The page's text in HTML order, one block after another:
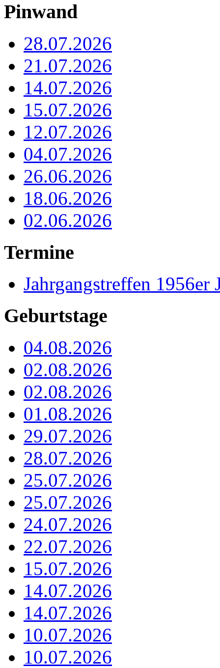
Pinwand
28.07.2026
21.07.2026
14.07.2026
15.07.2026
12.07.2026
04.07.2026
26.06.2026
18.06.2026
02.06.2026
Termine
Jahrgangstreffen 1956er
Geburtstage
04.08.2026
02.08.2026
02.08.2026
01.08.2026
29.07.2026
28.07.2026
25.07.2026
25.07.2026
24.07.2026
22.07.2026
15.07.2026
14.07.2026
14.07.2026
10.07.2026
10.07.2026